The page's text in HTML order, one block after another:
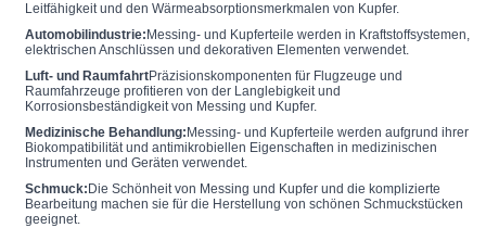
Leitfähigkeit und den Wärmeabsorptionsmerkmalen von Kupfer.
Automobilindustrie: Messing- und Kupferteile werden in Kraftstoffsystemen,
elektrischen Anschlüssen und dekorativen Elementen verwendet.
Luft- und RaumfahrtPräzisionskomponenten für Flugzeuge und
Raumfahrzeuge profitieren von der Langlebigkeit und
Korrosionsbeständigkeit von Messing und Kupfer.
Medizinische Behandlung: Messing- und Kupferteile werden aufgrund ihrer
Biokompatibilität und antimikrobiellen Eigenschaften in medizinischen
Instrumenten und Geräten verwendet.
Schmuck: Die Schönheit von Messing und Kupfer und die komplizierte
Bearbeitung machen sie für die Herstellung von schönen Schmuckstücken
geeignet.